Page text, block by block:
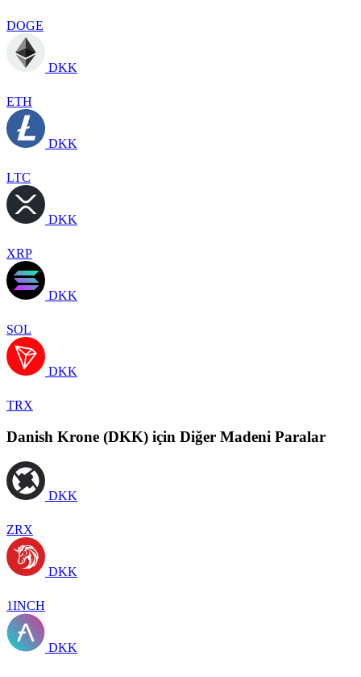
DOGE
DKK
ETH
DKK
LTC
DKK
XRP
DKK
SOL
DKK
TRX
Danish Krone (DKK) için Diğer Madeni Paralar
DKK
ZRX
DKK
1INCH
DKK